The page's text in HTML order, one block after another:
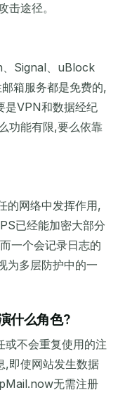
击途径。
、Signal、uBlock
箱服务都是免费的,
是VPN和数据经纪
功能有限,要么依靠
的网络中发挥作用,
已经能加密大部分
一个会记录日志的
为多层防护中的一
什么角色?
或不会重复使用的注
,即使网站发生数据
无需注册